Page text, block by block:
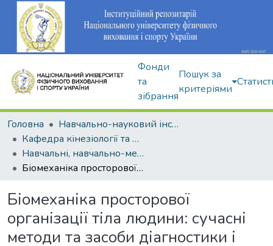
Фонди
та
зібрання
Пошук за
критеріями
Головна
Навчально-науковий інститут здоров'я, реабілітації та фізичного виховання
Кафедра кінезіології та фізкультурно-спортивної реабілітації
Навчальні, навчально-методичні видання
Біомеханіка просторової організації тіла людини: сучасні методи та засоби діагностики і відновлення порушень
Біомеханіка просторової
організації тіла людини: сучасні
методи та засоби діагностики і